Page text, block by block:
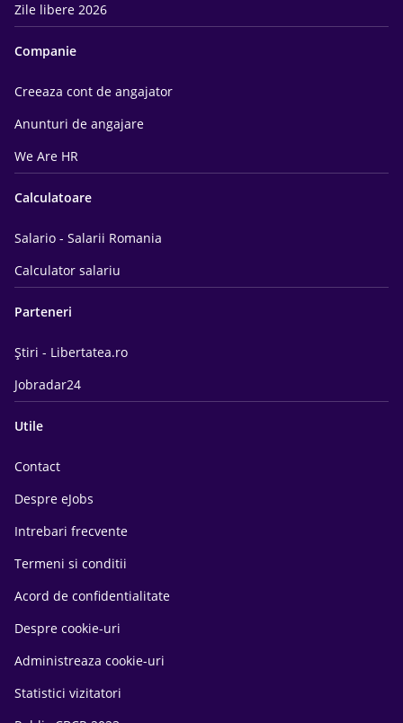
Zile libere 2026
Companie
Creeaza cont de angajator
Anunturi de angajare
We Are HR
Calculatoare
Salario - Salarii Romania
Calculator salariu
Parteneri
Știri - Libertatea.ro
Jobradar24
Utile
Contact
Despre eJobs
Intrebari frecvente
Termeni si conditii
Acord de confidentialitate
Despre cookie-uri
Administreaza cookie-uri
Statistici vizitatori